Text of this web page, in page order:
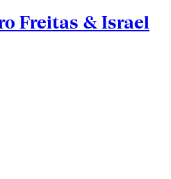
Freitas & Israel